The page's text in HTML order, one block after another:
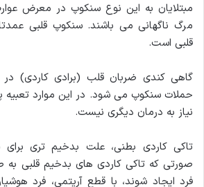
مبتلایان به این نوع سنکوپ در معرض
مرگ ناگهانی می باشند. سنکوپ قلبی
قلبی است.
گاهی کندی ضربان قلب (برادی کاردی)
حملات سنکوپ می شود. در این موارد تعبیه
نیاز به درمان دیگری نیست.
تاکی کاردی بطنی، علت بدخیم تری
صورتی که تاکی کاردی های بدخیم قلبی
فرد ایجاد شوند، با قطع آریتمی، فرد